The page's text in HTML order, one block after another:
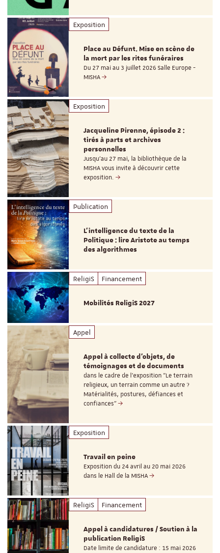
Exposition
Place au Défunt. Mise en scène de
la mort par les rites funéraires
Du 27 mai au 3 juillet 2026 Salle Europe -
MISHA
Exposition
Jacqueline Pirenne, épisode 2 :
tirés à parts et archives
personnelles
Jusqu’au 27 mai, la bibliothèque de la
MISHA vous invite à découvrir cette
exposition.
Publication
L’intelligence du texte de la
Politique : lire Aristote au temps
des algorithmes
ReligiS Financement
Mobilités ReligiS 2027
Appel
Appel à collecte d'objets, de
témoignages et de documents
dans le cadre de l'exposition "Le terrain
religieux, un terrain comme un autre ?
Matérialités, postures, défiances et
confiances"
Exposition
Travail en peine
Exposition du 24 avril au 20 mai 2026
dans le Hall de la MISHA
ReligiS Financement
Appel à candidatures / Soutien à la
publication ReligiS
Date limite de candidature : 15 mai 2026